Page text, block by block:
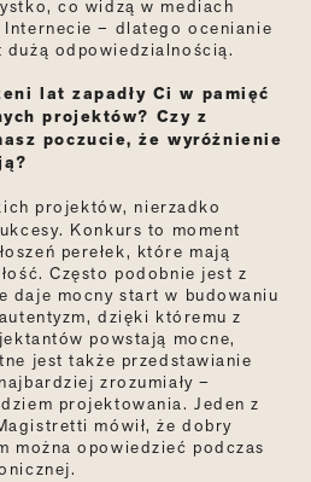
co widzą w mediach
Internecie– dlatego ocenianie
odpowiedzialnością.
lat zapadły Ci w pamięć
projektów? Czy z
poczucie, że wyróżnienie
projektów, nierzadko
Konkurs to moment
perełek, które mają
Często podobnie jest z
daje mocny start w budowaniu
dzięki któremu z
powstają mocne,
jest także przedstawianie
zrozumiały –
projektowania. Jeden z
mówił, że dobry
można opowiedzieć podczas